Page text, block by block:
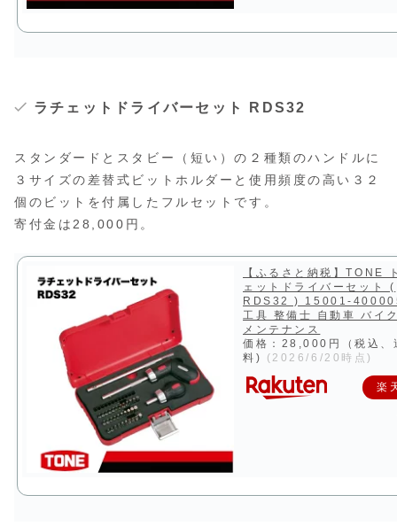
ラチェットドライバーセット RDS32
スタンダードとスタビー（短い）の２種類のハンドルに
３サイズの差替式ビットホルダーと使用頻度の高い３２
個のビットを付属したフルセットです。
寄付金は28,000円。
【ふるさと納税】TONE
ェットドライバーセット (
RDS32 ) 15001-
工具 整備士 自動車 バイ
メンテナンス
価格：28,000円（税込、
料)
(2026/6/20時点)
楽